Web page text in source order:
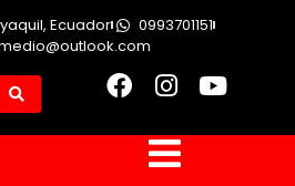
Ecuador
0993701151